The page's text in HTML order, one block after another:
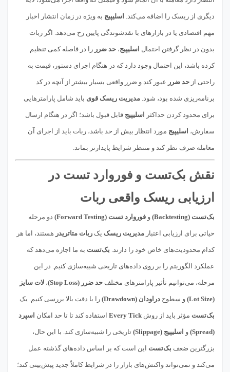
دیگری از ریسک را اضافه می‌کند. اسلیپیج به ویژه در زمان انتشار اخبار
مهم اقتصادی یا در بازارهای با نقدشوندگی پایین رخ می‌دهد. اگر ربات
بدون در نظر گرفتن احتمال اسلیپیج، حد ضرر را در فاصله کمی تنظیم
کرده باشد، این احتمال وجود دارد که در هنگام اجرای دستور، قیمت به
راحتی از حد ضرر عبور کند و ضرر واقعی بسیار بیشتر از آنچه در کد
برنامه‌ریزی شده بود، شود. مدیریت ریسک قوی باید شامل پارامترهایی
برای محدود کردن حداکثر اسلیپیج قابل قبول باشد؛ اگر در هنگام ارسال
سفارش، اسلیپیج مورد انتظار بیش از حد باشد، ربات باید از اجرای آن
معامله صرف نظر کند و منتظر شرایط پایدارتر بماند.
نقش بک‌تست و فوروارد تست در
ارزیابی ریسک واقعی ربات
بک‌تست (Backtesting) و فوروارد تست (Forward Testing) دو مرحله
حیاتی برای ارزیابی اعتبار مدیریت ریسک یک ربات متاتریدر هستند، اما هر
کدام محدودیت‌های خاص خود را دارند. بک‌تست به ما اجازه می‌دهد که
عملکرد الگوریتم را بر روی داده‌های تاریخی شبیه‌سازی کنیم. در این
مرحله، می‌توانیم تأثیر پارامترهای مختلف حد ضرر (Stop Loss) ، لات سایز
(Lot Size) و سطوح دراودان (Drawdown) را با دقت بالا بررسی کنیم. یک
بک‌تست مؤثر باید از روش Every Tick استفاده کند تا تا حد امکان اسپرد
(Spread) و اسلیپیج (Slippage) تاریخی را شبیه‌سازی کند. با این حال،
بزرگترین ضعف بک‌تست این است که بر اساس داده‌های گذشته عمل
می‌کند و نمی‌تواند واکنش‌های بازار را در شرایط کاملاً جدید پیش‌بینی کند؛